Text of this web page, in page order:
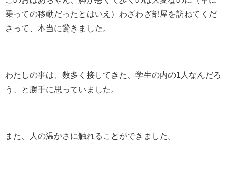
乗っての移動だったとはいえ）わざわざ部屋を訪ねてくだ
さって、本当に驚きました。
わたしの事は、数多く接してきた、学生の内の1人なんだろ
う、と勝手に思っていました。
また、人の温かさに触れることができました。